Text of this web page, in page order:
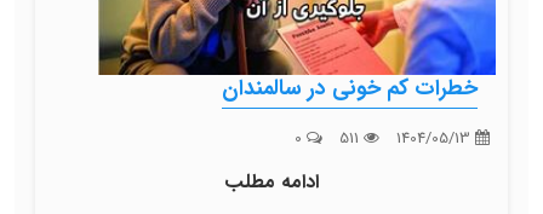
خطرات کم خونی در سالمندان
ادامه مطلب